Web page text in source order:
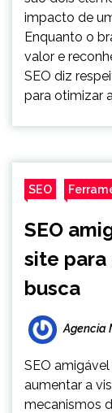
impacto de
Enquanto o
valor e
SEO diz
para otimizar
SEO
SEO
site para
busca
Agencia
SEO
aumentar a
mecanismos